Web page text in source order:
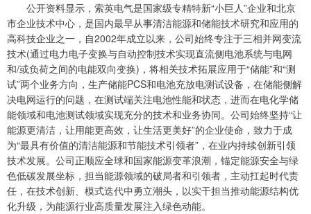
公开资料显示，索英电气是国家级专精特新“小巨人”企业和北京
市企业技术中心，是国内最早从事清洁能源和储能技术研究和应用的
高科技企业之一，自2002年成立以来，公司始终专注于三相并网变流
技术(通过电力电子变换与自动控制技术实现直流侧电池系统与电网
和/或负荷之间的电能双向变换)，将相关技术拓展应用于“储能”和“测
试”两个业务方向，生产储能PCS和电池充放电测试设备，在储能侧解
决电网运行的问题，在测试端关注电池性能和状态，进而在电化学储
能领域和电池测试领域实现充分的技术和业务协同。公司始终坚持“让
能源更清洁，让用能更高效，让生活更美好”的企业使命，致力于成
为“最具有价值的清洁能源和节能技术引领者”，在业内持续创新引领
技术发展。公司正顺应全球和国家能源变革浪潮，锚定能源安全与绿
色低碳发展坐标，担当能源领域的破局者和引领者，主动扛起时代责
任，在技术创新、模式迭代中勇立潮头，以实干担当推动能源结构优
化升级，为能源行业高质量发展注入绿色动能。